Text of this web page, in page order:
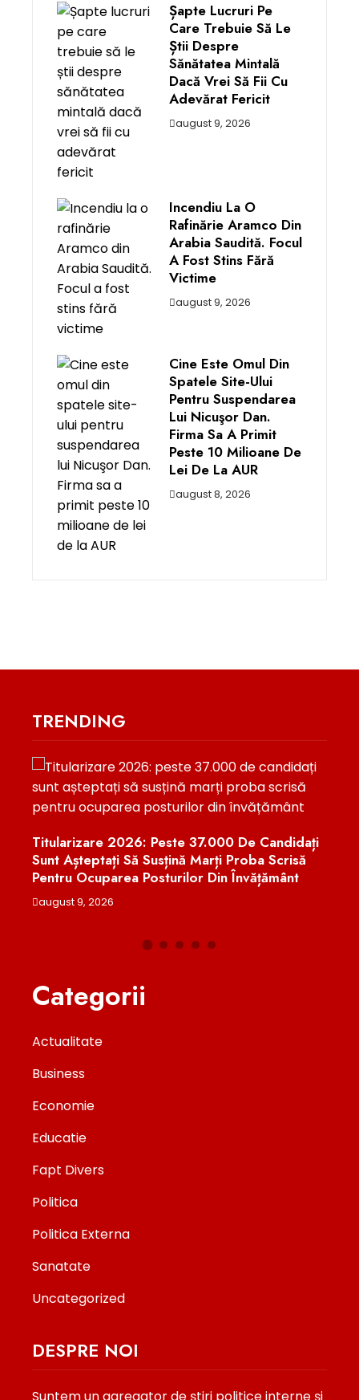
Șapte Lucruri Pe
Care Trebuie Să Le
Știi Despre
Sănătatea Mintală
Dacă Vrei Să Fii Cu
Adevărat Fericit
august 9, 2026
Incendiu La O
Rafinărie Aramco Din
Arabia Saudită. Focul
A Fost Stins Fără
Victime
august 9, 2026
Cine Este Omul Din
Spatele Site-Ului
Pentru Suspendarea
Lui Nicuşor Dan.
Firma Sa A Primit
Peste 10 Milioane De
Lei De La AUR
august 8, 2026
TRENDING
Titularizare 2026: Peste 37.000 De Candidați
Sunt Așteptați Să Susțină Marți Proba Scrisă
Pentru Ocuparea Posturilor Din Învățământ
august 9, 2026
Categorii
Actualitate
Business
Economie
Educatie
Fapt Divers
Politica
Politica Externa
Sanatate
Uncategorized
DESPRE NOI